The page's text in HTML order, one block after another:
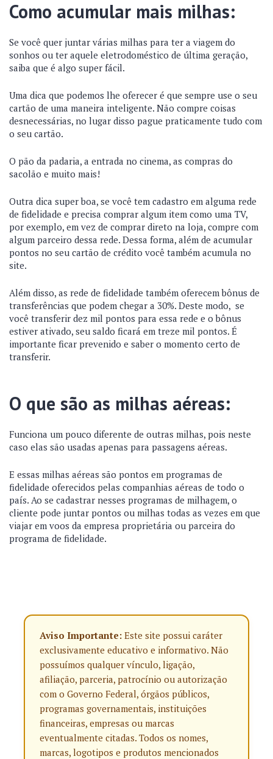
Como acumular mais milhas:
Se você quer juntar várias milhas para ter a viagem do
sonhos ou ter aquele eletrodoméstico de última geração,
saiba que é algo super fácil.
Uma dica que podemos lhe oferecer é que sempre use o seu
cartão de uma maneira inteligente. Não compre coisas
desnecessárias, no lugar disso pague praticamente tudo com
o seu cartão.
O pão da padaria, a entrada no cinema, as compras do
sacolão e muito mais!
Outra dica super boa, se você tem cadastro em alguma rede
de fidelidade e precisa comprar algum item como uma TV,
por exemplo, em vez de comprar direto na loja, compre com
algum parceiro dessa rede. Dessa forma, além de acumular
pontos no seu cartão de crédito você também acumula no
site.
Além disso, as rede de fidelidade também oferecem bônus de
transferências que podem chegar a 30%. Deste modo, se
você transferir dez mil pontos para essa rede e o bônus
estiver ativado, seu saldo ficará em treze mil pontos. É
importante ficar prevenido e saber o momento certo de
transferir.
O que são as milhas aéreas:
Funciona um pouco diferente de outras milhas, pois neste
caso elas são usadas apenas para passagens aéreas.
E essas milhas aéreas são pontos em programas de
fidelidade oferecidos pelas companhias aéreas de todo o
país. Ao se cadastrar nesses programas de milhagem, o
cliente pode juntar pontos ou milhas todas as vezes em que
viajar em voos da empresa proprietária ou parceira do
programa de fidelidade.
Aviso Importante: Este site possui caráter
exclusivamente educativo e informativo. Não
possuímos qualquer vínculo, ligação,
afiliação, parceria, patrocínio ou autorização
com o Governo Federal, órgãos públicos,
programas governamentais, instituições
financeiras, empresas ou marcas
eventualmente citadas. Todos os nomes,
marcas, logotipos e produtos mencionados